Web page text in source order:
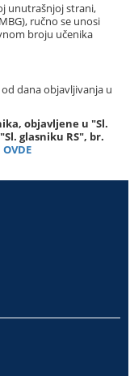
unutrašnjoj strani,
ručno se unosi
broju učenika
dana objavljivanja u
objavljene u "Sl.
glasniku RS", br.
OVDE